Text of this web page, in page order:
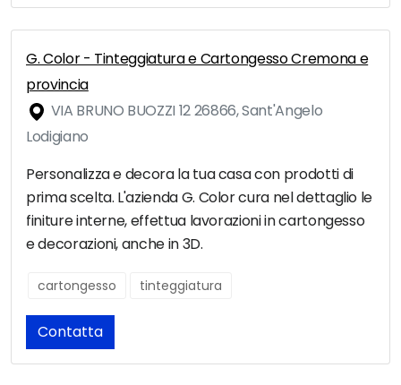
G. Color - Tinteggiatura e Cartongesso Cremona e
provincia
VIA BRUNO BUOZZI 12 26866, Sant'Angelo
Lodigiano
Personalizza e decora la tua casa con prodotti di
prima scelta. L'azienda G. Color cura nel dettaglio le
finiture interne, effettua lavorazioni in cartongesso
e decorazioni, anche in 3D.
cartongesso tinteggiatura
Contatta